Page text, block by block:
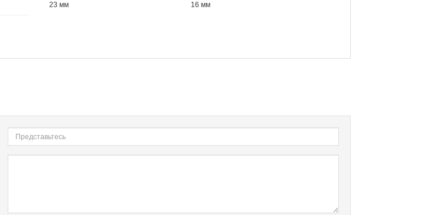
23 мм 16 мм